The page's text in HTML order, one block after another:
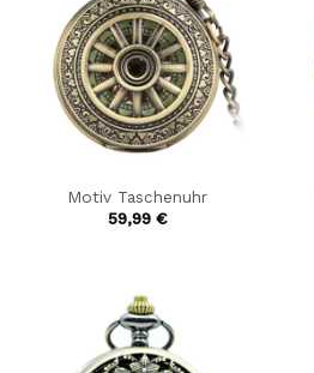
Motiv Taschenuhr
59,99 €